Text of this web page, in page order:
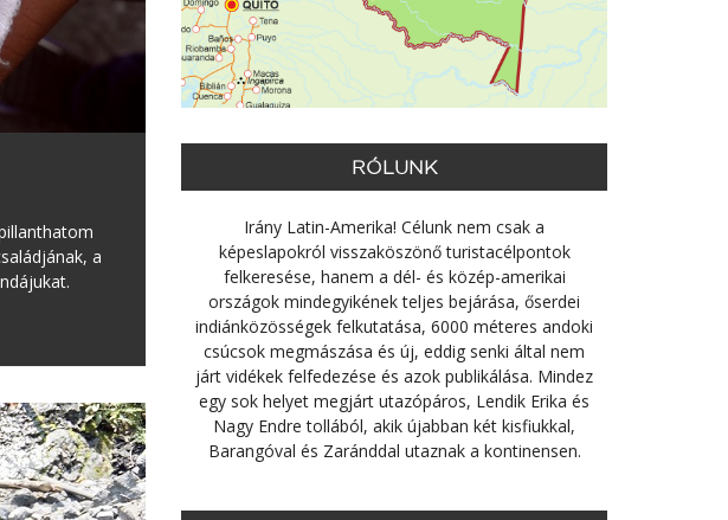
a
RÓLUNK
Irány Latin-Amerika! Célunk nem csak a
képeslapokról visszaköszönő turistacélpontok
felkeresése, hanem a dél- és közép-amerikai
országok mindegyikének teljes bejárása, őserdei
indiánközösségek felkutatása, 6000 méteres andoki
csúcsok megmászása és új, eddig senki által nem
járt vidékek felfedezése és azok publikálása. Mindez
egy sok helyet megjárt utazópáros, Lendik Erika és
Nagy Endre tollából, akik újabban két kisfiukkal,
Barangóval és Zaránddal utaznak a kontinensen.